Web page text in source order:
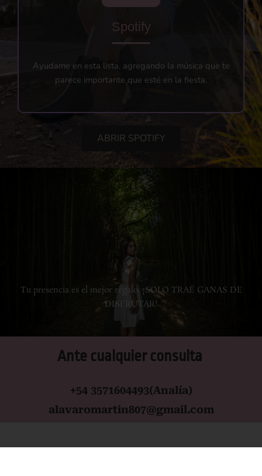
Spotify
Ayudame en esta lista, agregando la música que te
parece importante que esté en la fiesta.
ABRIR SPOTIFY
Tu presencia es el mejor regalo. ¡SOLO TRAÉ GANAS DE
DISFRUTAR!
Ante cualquier consulta
+54 3571604493(Analía)
alavaromartin807@gmail.com